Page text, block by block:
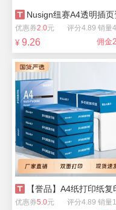
Nusign纽赛A4透明插
优惠券2.0元 评分4.89 销量
¥ 9.26 佣金
【誉品】A4纸打印纸
优惠券5.0元 评分4.89 销量